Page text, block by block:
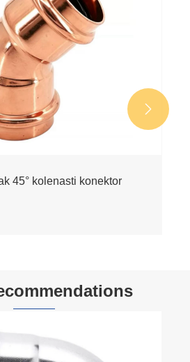
45° kolenasti konektor
